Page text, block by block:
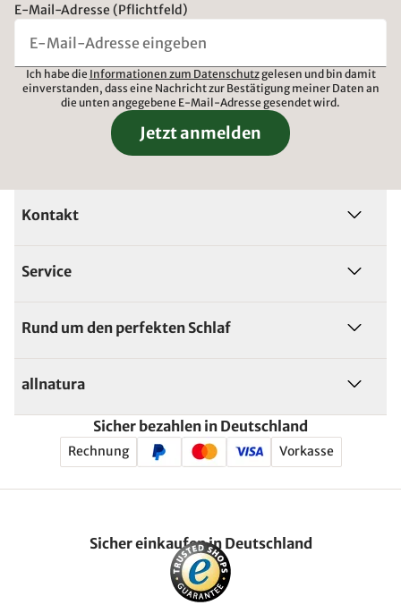
E-Mail-Adresse (Pflichtfeld)
Ich habe die Informationen zum Datenschutzgelesen und bin damit
einverstanden, dass eine Nachricht zur Bestätigung meiner Daten an
die unten angegebene E-Mail-Adresse gesendet wird.
Jetzt anmelden
Kontakt
Service
Rund um den perfekten Schlaf
allnatura
Sicher bezahlen in Deutschland
Rechnung Vorkasse
Sicher einkaufen in Deutschland